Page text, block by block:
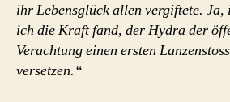
ihr Lebensglück allen vergiftete. Ja,
ich die Kraft fand, der Hydra der
Verachtung einen ersten
versetzen.“